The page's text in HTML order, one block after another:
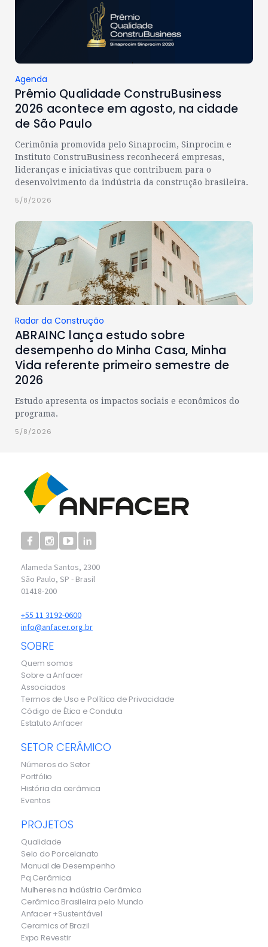
Agenda
Prêmio Qualidade ConstruBusiness
2026 acontece em agosto, na cidade
de São Paulo
Cerimônia promovida pelo Sinaprocim, Sinprocim e
Instituto ConstruBusiness reconhecerá empresas,
lideranças e iniciativas que contribuem para o
desenvolvimento da indústria da construção brasileira.
5/8/2026
Radar da Construção
ABRAINC lança estudo sobre
desempenho do Minha Casa, Minha
Vida referente primeiro semestre de
2026
Estudo apresenta os impactos sociais e econômicos do
programa.
5/8/2026
Alameda Santos, 2300
São Paulo, SP - Brasil
01418-200
+55 11 3192-0600
info@anfacer.org.br
SOBRE
Quem somos
Sobre a Anfacer
Associados
Termos de Uso e Política de Privacidade
Código de Ética e Conduta
Estatuto Anfacer
SETOR CERÂMICO
Números do Setor
Portfólio
História da cerâmica
Eventos
PROJETOS
Qualidade
Selo do Porcelanato
Manual de Desempenho
Pq Cerâmica
Mulheres na Indústria Cerâmica
Cerâmica Brasileira pelo Mundo
Anfacer +Sustentável
Ceramics of Brazil
Expo Revestir